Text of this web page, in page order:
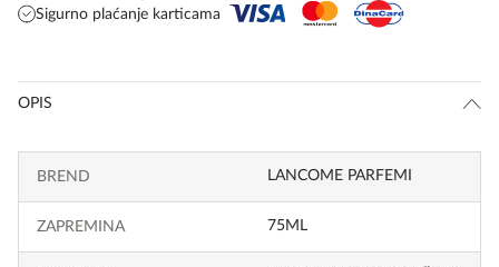
Sigurno plaćanje karticama
OPIS
BREND LANCOME PARFEMI
ZAPREMINA 75ML